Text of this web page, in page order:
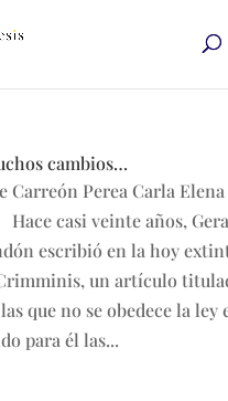
cambios…
Carreón Perea Carla
casi veinte años,
escribió en la hoy
un artículo
que no se obedece la ley
para él las...